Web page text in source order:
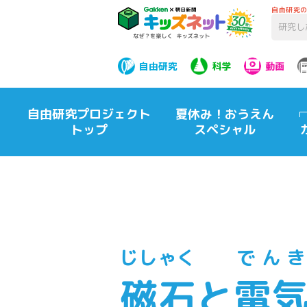
自由研究
自由研究 科学 動画
自由研究プロジェクト
トップ
夏休み！おうえん
スペシャル
じしゃく でんき